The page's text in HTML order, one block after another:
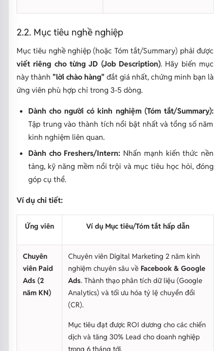
2.2. Mục tiêu nghề nghiệp
Mục tiêu nghề nghiệp (hoặc Tóm tắt/Summary) phải được
viết riêng cho từng JD (Job Description). Hãy biến mục
này thành "lời chào hàng" đắt giá nhất, chứng minh bạn là
ứng viên phù hợp chỉ trong 3-5 dòng.
Dành cho người có kinh nghiệm (Tóm tắt/Summary):
Tập trung vào thành tích nổi bật nhất và tổng số năm
kinh nghiệm liên quan.
Dành cho Freshers/Intern: Nhấn mạnh kiến thức nền
tảng, kỹ năng mềm nổi trội và mục tiêu học hỏi, đóng
góp cụ thể.
Ví dụ chi tiết:
Ứng viên Ví dụ Mục tiêu/Tóm tắt hấp dẫn
Chuyên
viên Paid
Ads (2
năm KN)
Chuyên viên Digital Marketing 2 năm kinh
nghiệm chuyên sâu về Facebook & Google
Ads. Thành thạo phân tích dữ liệu (Google
Analytics) và tối ưu hóa tỷ lệ chuyển đổi
(CR).
Mục tiêu đạt được ROI dương cho các chiến
dịch và tăng 30% Lead cho doanh nghiệp
trong 6 tháng tới.